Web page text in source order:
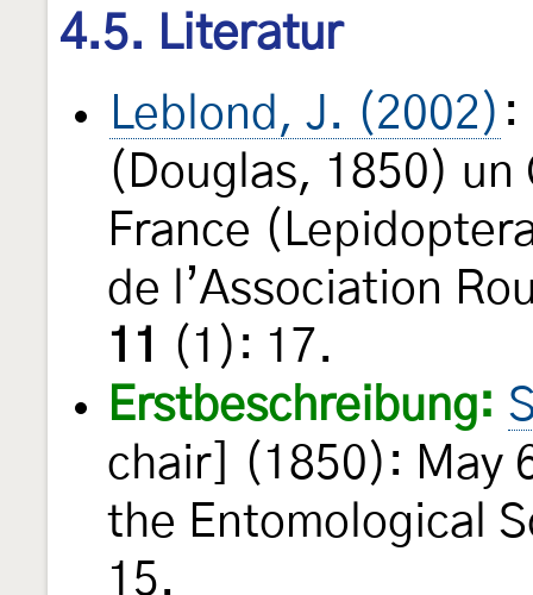
4.5. Literatur
Leblond, J. (2002) :
(Douglas, 1850) un
France
de l’Association
11
(1): 17.
Erstbeschreibung:
chair] (1850): May
the Entomological
15.